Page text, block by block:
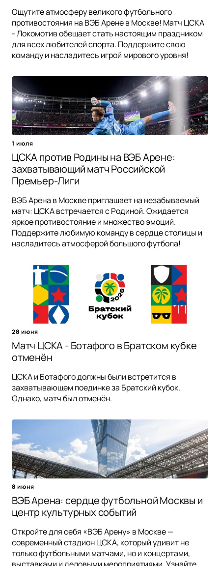
Ощутите атмосферу великого футбольного
противостояния на ВЭБ Арене в Москве! Матч ЦСКА
- Локомотив обещает стать настоящим праздником
для всех любителей спорта. Поддержите свою
команду и насладитесь игрой мирового уровня!
1 июля
ЦСКА против Родины на ВЭБ Арене:
захватывающий матч Российской
Премьер-Лиги
ВЭБ Арена в Москве приглашает на незабываемый
матч: ЦСКА встречается с Родиной. Ожидается
яркое противостояние и множество эмоций.
Поддержите любимую команду в сердце столицы и
насладитесь атмосферой большого футбола!
28 июня
Матч ЦСКА - Ботафого в Братском кубке
отменён
ЦСКА и Ботафого должны были встретится в
захватывающем поединке за Братский кубок.
Однако, матч был отменён.
8 июня
ВЭБ Арена: сердце футбольной Москвы и
центр культурных событий
Откройте для себя «ВЭБ Арену» в Москве —
современный стадион ЦСКА, который удивит не
только футбольными матчами, но и концертами,